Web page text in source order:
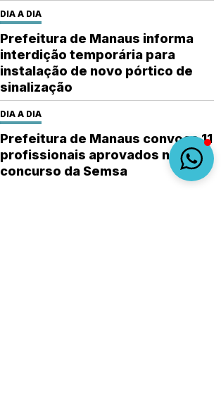
DIA A DIA
Prefeitura de Manaus informa
interdição temporária para
instalação de novo pórtico de
sinalização
DIA A DIA
Prefeitura de Manaus convoca 11
profissionais aprovados no
concurso da Semsa